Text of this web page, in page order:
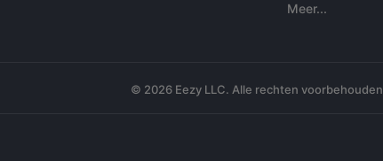
Meer...
© 2026 Eezy LLC. Alle rechten voorbehouden